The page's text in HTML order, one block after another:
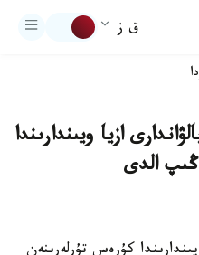
ق ز
ازيا ويىندارىندا
الدى